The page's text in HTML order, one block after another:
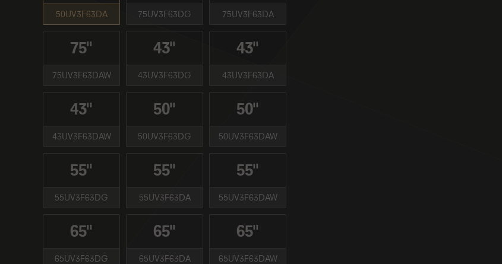
50UV3F63DA 75UV3F63DG 75UV3F63DA
75''
75UV3F63DAW
43''
43UV3F63DG
43''
43UV3F63DA
43''
43UV3F63DAW
50''
50UV3F63DG
50''
50UV3F63DAW
55''
55UV3F63DG
55''
55UV3F63DA
55''
55UV3F63DAW
65''
65UV3F63DG
65''
65UV3F63DA
65''
65UV3F63DAW